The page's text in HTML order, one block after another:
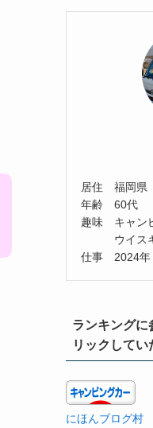
居住 福岡県
年齢 60代
趣味 キャン
ウイスキ
仕事 2024年
ランキングに
リックしてい
にほんブログ村